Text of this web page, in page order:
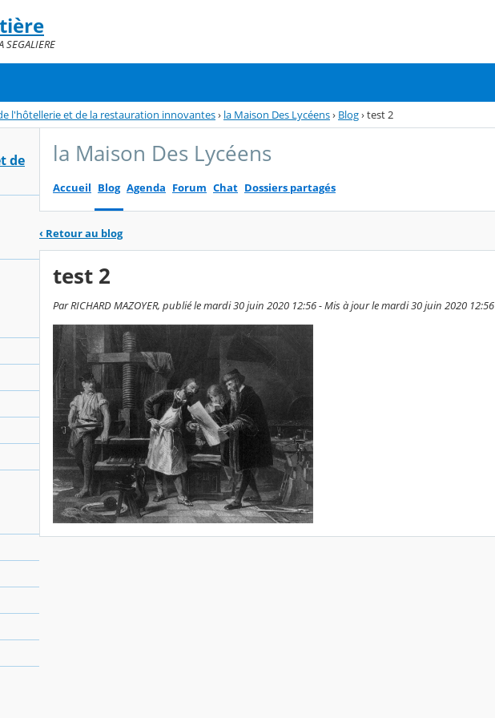
SEGALIERE
l'hôtellerie et de la restauration innovantes› la Maison Des Lycéens› Blog›test 2
de la Maison Des Lycéens
Accueil Blog Agenda Forum Chat Dossiers partagés
‹ Retour au blog
test 2
Par RICHARD MAZOYER, publié le mardi 30 juin 2020 12:56 - Mis à jour le mardi 30 juin 2020 12:56